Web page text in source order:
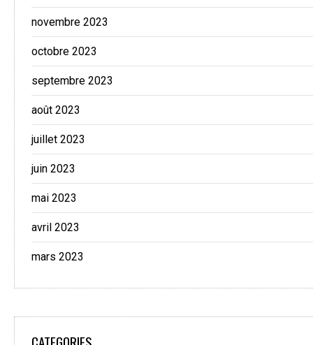
novembre 2023
octobre 2023
septembre 2023
août 2023
juillet 2023
juin 2023
mai 2023
avril 2023
mars 2023